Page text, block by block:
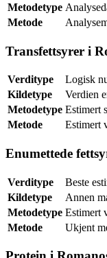
Metodetype
Metode
Transfettsyrer i
Verditype
Logisk
Kildetype
Verdien
Metodetype Estimert
Metode
Estimert
Enumettede
Verditype
Beste
Kildetype
Annen
Metodetype Estimert
Metode
Ukjent